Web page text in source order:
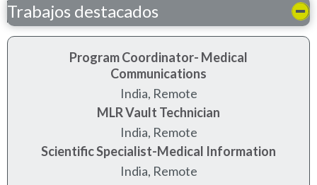
Trabajos destacados
Program Coordinator- Medical
Communications
India, Remote
MLR Vault Technician
India, Remote
Scientific Specialist-Medical Information
India, Remote